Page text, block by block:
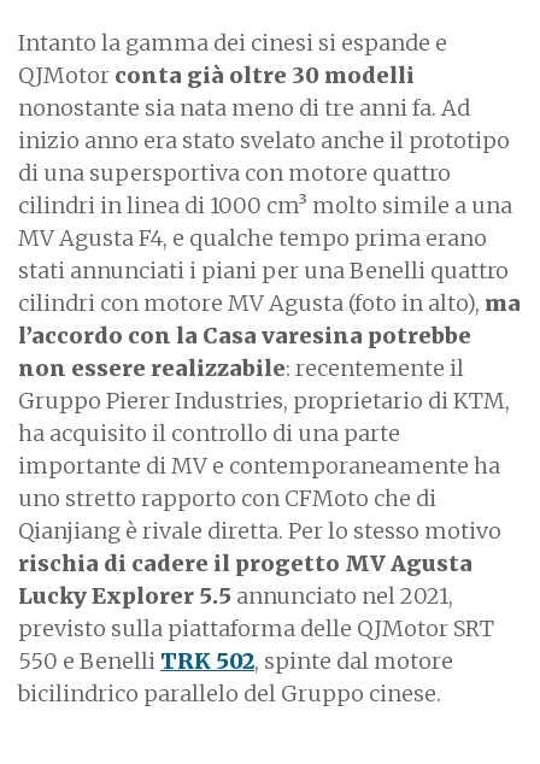
Intanto la gamma dei cinesi si espande e
QJMotor conta già oltre 30 modelli
nonostante sia nata meno di tre anni fa. Ad
inizio anno era stato svelato anche il prototipo
di una supersportiva con motore quattro
cilindri in linea di 1000 cm³ molto simile a una
MV Agusta F4, e qualche tempo prima erano
stati annunciati i piani per una Benelli quattro
cilindri con motore MV Agusta (foto in alto), ma
l’accordo con la Casa varesina potrebbe
non essere realizzabile: recentemente il
Gruppo Pierer Industries, proprietario di KTM,
ha acquisito il controllo di una parte
importante di MV e contemporaneamente ha
uno stretto rapporto con CFMoto che di
Qianjiang è rivale diretta. Per lo stesso motivo
rischia di cadere il progetto MV Agusta
Lucky Explorer 5.5 annunciato nel 2021,
previsto sulla piattaforma delle QJMotor SRT
550 e Benelli TRK 502, spinte dal motore
bicilindrico parallelo del Gruppo cinese.